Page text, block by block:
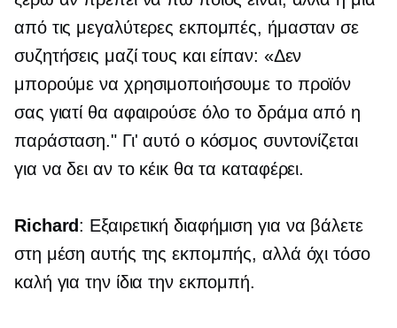
από τις μεγαλύτερες εκπομπές, ήμασταν σε
συζητήσεις μαζί τους και είπαν: «Δεν
μπορούμε να χρησιμοποιήσουμε το προϊόν
σας γιατί θα αφαιρούσε όλο το δράμα από η
παράσταση." Γι' αυτό ο κόσμος συντονίζεται
για να δει αν το κέικ θα τα καταφέρει.
Richard: Εξαιρετική διαφήμιση για να βάλετε
στη μέση αυτής της εκπομπής, αλλά όχι τόσο
καλή για την ίδια την εκπομπή.